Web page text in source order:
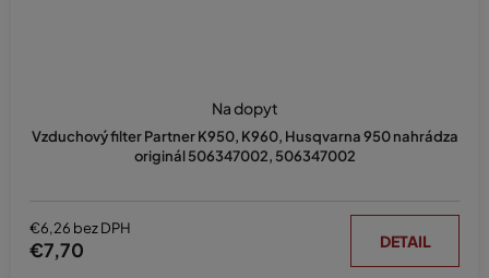
Vzduchový filter Partner K950, K960, Husqvarna 950 nahrádza
originál 506347002, 506347002
Na dopyt
€6,26 bez DPH
€7,70 DETAIL